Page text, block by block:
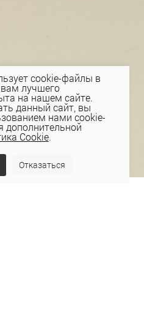
cookie-файлы в
лучшего
на нашем сайте.
данный сайт, вы
нами cookie-
дополнительной
Cookie.
Отказаться